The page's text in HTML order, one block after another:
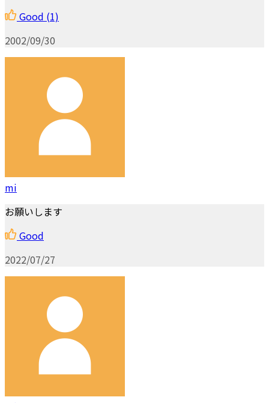
Good (1)
2002/09/30
mi
お願いします
Good
2022/07/27